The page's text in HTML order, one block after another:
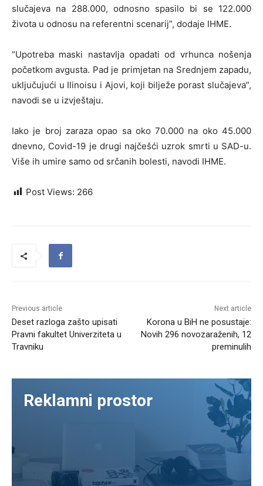
slučajeva na 288.000, odnosno spasilo bi se 122.000
života u odnosu na referentni scenarij”, dodaje IHME.
“Upotreba maski nastavlja opadati od vrhunca nošenja
početkom avgusta. Pad je primjetan na Srednjem zapadu,
uključujući u Ilinoisu i Ajovi, koji bilježe porast slučajeva”,
navodi se u izvještaju.
Iako je broj zaraza opao sa oko 70.000 na oko 45.000
dnevno, Covid-19 je drugi najčešći uzrok smrti u SAD-u.
Više ih umire samo od srčanih bolesti, navodi IHME.
Post Views: 266
Previous article
Deset razloga zašto upisati
Pravni fakultet Univerziteta u
Travniku
Next article
Korona u BiH ne posustaje:
Novih 296 novozaraženih, 12
preminulih
Reklamni prostor